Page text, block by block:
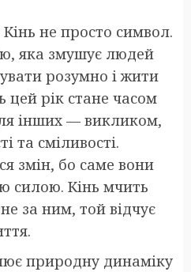
не просто символ.
яка змушує людей
розумно і жити
цей рік стане часом
інших — викликом,
та сміливості.
змін, бо саме вони
силою. Кінь мчить
за ним, той відчує
природну динаміку